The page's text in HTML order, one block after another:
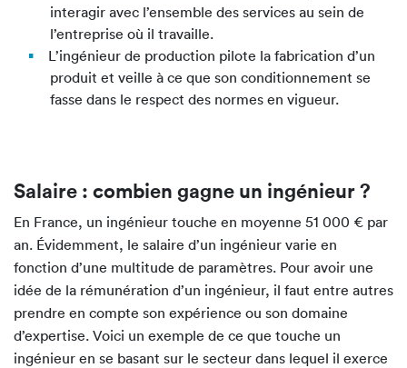
interagir avec l’ensemble des services au sein de
l’entreprise où il travaille.
L’ingénieur de production pilote la fabrication d’un
produit et veille à ce que son conditionnement se
fasse dans le respect des normes en vigueur.
Salaire : combien gagne un ingénieur ?
En France, un ingénieur touche en moyenne 51 000 € par
an. Évidemment, le salaire d’un ingénieur varie en
fonction d’une multitude de paramètres. Pour avoir une
idée de la rémunération d’un ingénieur, il faut entre autres
prendre en compte son expérience ou son domaine
d’expertise. Voici un exemple de ce que touche un
ingénieur en se basant sur le secteur dans lequel il exerce